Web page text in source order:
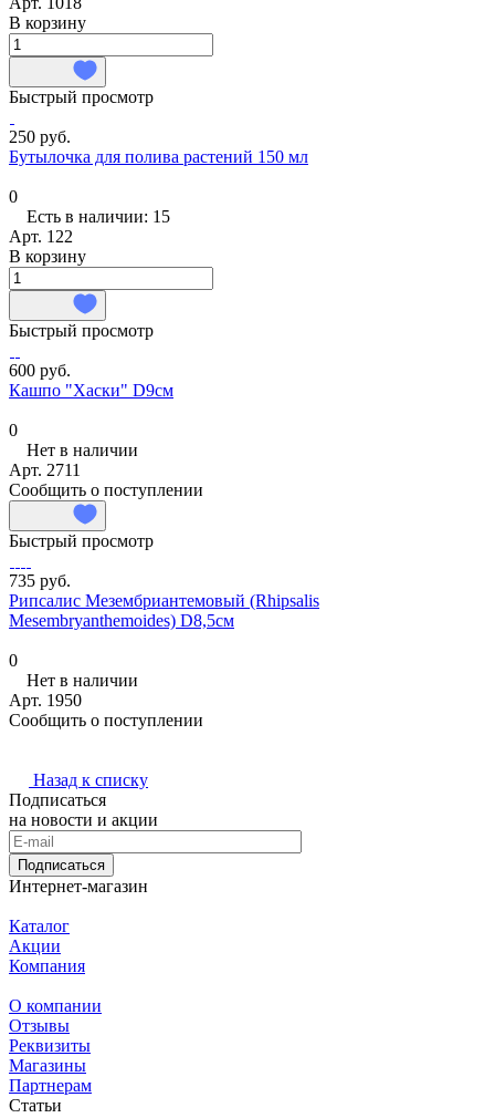
В корзину
Быстрый просмотр
250 руб.
Бутылочка для полива растений 150 мл
0
Есть в наличии: 15
Арт. 122
В корзину
Быстрый просмотр
600 руб.
Кашпо "Хаски" D9см
0
Нет в наличии
Арт. 2711
Сообщить о поступлении
Быстрый просмотр
735 руб.
Рипсалис Мезембриантемовый (Rhipsalis
Mesembryanthemoides) D8,5см
0
Нет в наличии
Арт. 1950
Сообщить о поступлении
Назад к списку
Подписаться
на новости и акции
Подписаться
Интернет-магазин
Каталог
Акции
Компания
О компании
Отзывы
Реквизиты
Магазины
Партнерам
Статьи